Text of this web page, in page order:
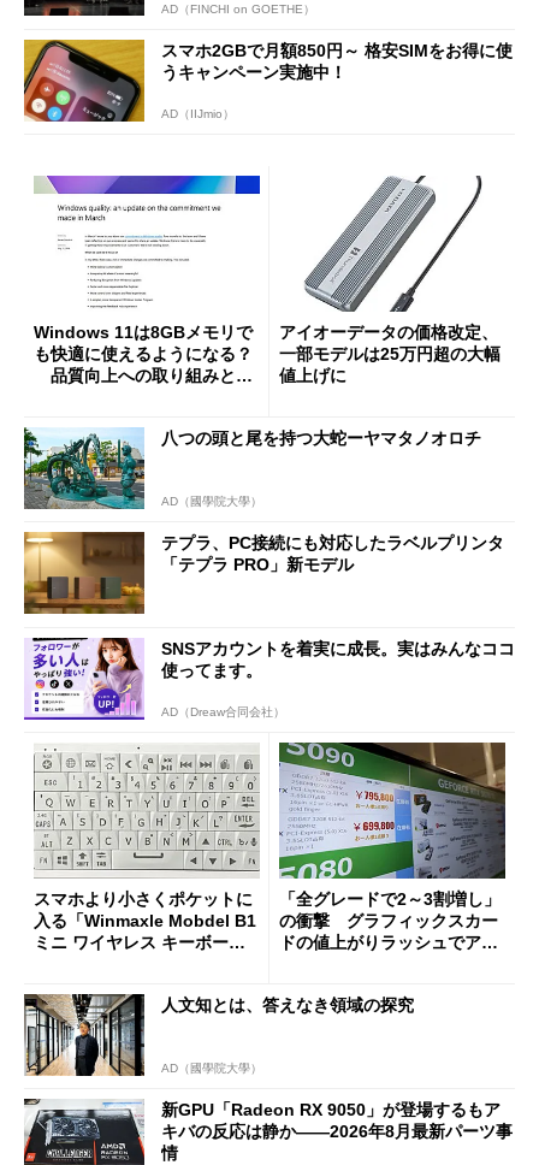
AD（FINCHI on GOETHE）
スマホ2GBで月額850円～ 格安SIMをお得に使
うキャンペーン実施中！
AD（IIJmio）
Windows 11は8GBメモリで
も快適に使えるようになる？
品質向上への取り組みと
アイオーデータの価格改定、
一部モデルは25万円超の大幅
値上げに
八つの頭と尾を持つ大蛇ーヤマタノオロチ
AD（國學院大學）
テプラ、PC接続にも対応したラベルプリンタ
「テプラ PRO」新モデル
SNSアカウントを着実に成長。実はみんなココ
使ってます。
AD（Dreaw合同会社）
スマホより小さくポケットに
入る「Winmaxle Mobdel B1
ミニ ワイヤレス キーボー
「全グレードで2～3割増し」
の衝撃 グラフィックスカー
ドの値上がりラッシュでアキ
人文知とは、答えなき領域の探究
AD（國學院大學）
新GPU「Radeon RX 9050」が登場するもア
キバの反応は静か――2026年8月最新パーツ事
情